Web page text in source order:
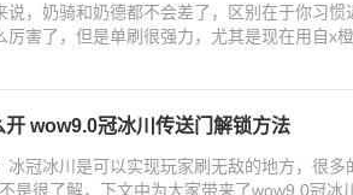
，奶骑和奶德都不会差了，区别在于你习惯
害了，但是单刷很强力，尤其是现在用自x
wow9.0冠冰川传送门解锁方法
冰冠冰川是可以实现玩家刷无敌的地方，很多
是很了解，下文中为大家带来了wow9.0冠冰